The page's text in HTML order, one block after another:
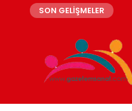
SON GELİŞMELER